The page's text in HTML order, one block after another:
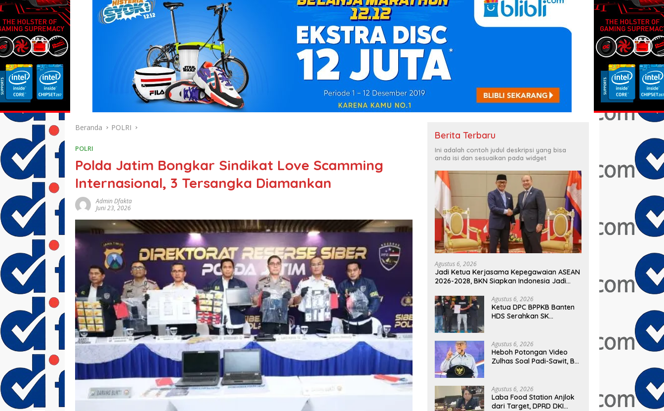
Beranda POLRI
POLRI
Polda Jatim Bongkar Sindikat Love Scamming
Internasional, 3 Tersangka Diamankan
Admin Dfakta
Juni 23, 2026
Berita Terbaru
Ini adalah contoh judul deskripsi yang bisa
anda isi dan sesuaikan pada widget
Agustus 6, 2026
Jadi Ketua Kerjasama Kepegawaian ASEAN
2026-2028, BKN Siapkan Indonesia Jadi
Agustus 6, 2026
Ketua DPC BPPKB Banten
HDS Serahkan SK
2026–2031
Agustus 6, 2026
Heboh Potongan Video
Zulhas Soal Padi-Sawit, BM
Disembunyikan
Agustus 6, 2026
Laba Food Station Anjlok
dari Target, DPRD DKI